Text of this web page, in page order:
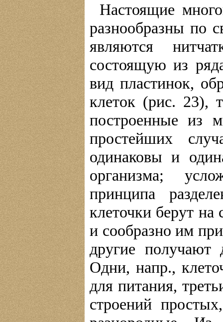
Настоящие
разнообразны по
являются
состоящую из
вид пластинок,
клеток (рис. 23),
построенные из
простейших
одинаковы и
организма;
принципа
клеточки берут на
и сообразно им
другие получают
Одни, напр.,
для питания,
строений